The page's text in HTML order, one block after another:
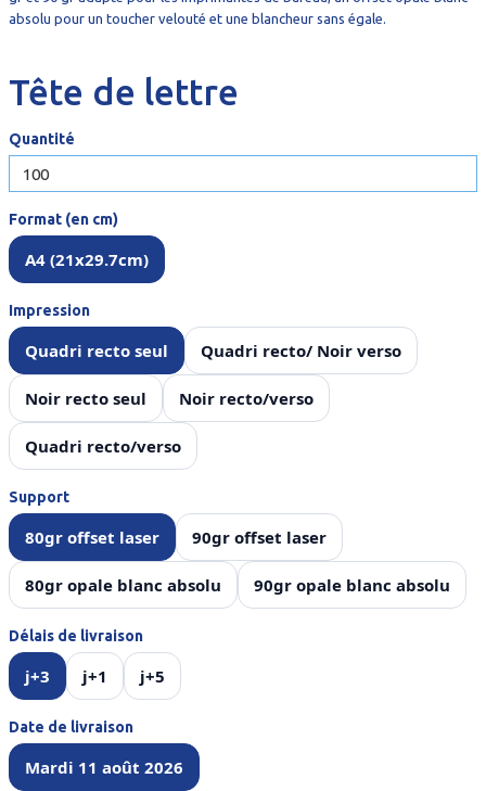
absolu pour un toucher velouté et une blancheur sans égale.
Tête de lettre
Quantité
Format (en cm)
A4 (21x29.7cm)
Impression
Quadri recto seul Quadri recto/ Noir verso
Noir recto seul Noir recto/verso
Quadri recto/verso
Support
80gr offset laser 90gr offset laser
80gr opale blanc absolu 90gr opale blanc absolu
Délais de livraison
j+3 j+1 j+5
Date de livraison
Mardi 11 août 2026